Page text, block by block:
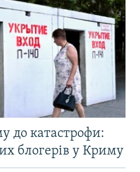
до катастрофи:
блогерів у Криму